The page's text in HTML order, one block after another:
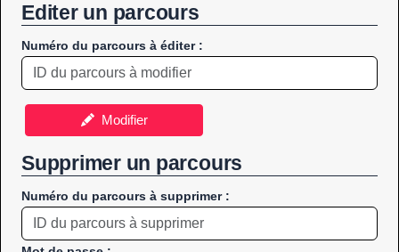
Editer un parcours
Numéro du parcours à éditer :
Modifier
Supprimer un parcours
Numéro du parcours à supprimer :